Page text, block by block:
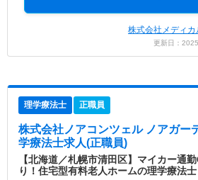
株式会社メディ
更新日：
理学療法士 正職員
株式会社ノアコンツェル ノアガー
学療法士求人(正職員)
【北海道／札幌市清田区】マイカー通
り！住宅型有料老人ホームの理学療法